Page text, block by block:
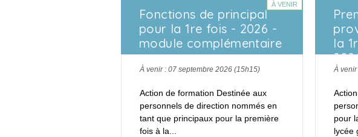
Fonctions de principal
pour la 1re fois - 2026 -
module complémentaire
À VENIR
À venir : 07 septembre 2026 (15h15)
Action de formation Destinée aux
personnels de direction nommés en
tant que principaux pour la première
fois à la...
la
À
pour
lycée